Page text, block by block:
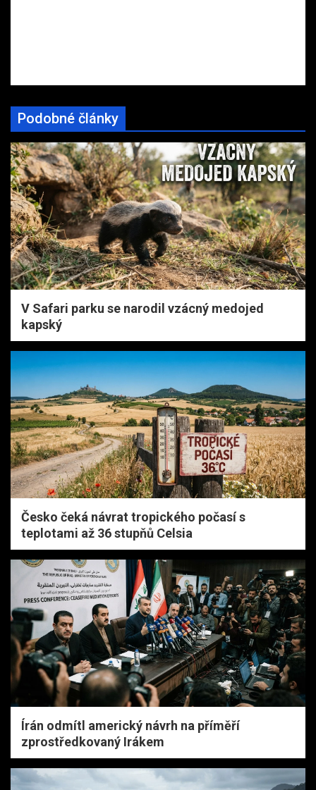
Podobné články
V Safari parku se narodil vzácný medojed
kapský
Česko čeká návrat tropického počasí s
teplotami až 36 stupňů Celsia
Írán odmítl americký návrh na příměří
zprostředkovaný Irákem